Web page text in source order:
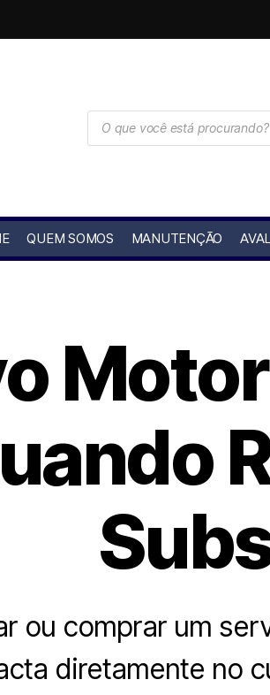
QUEM SOMOS MANUTENÇÃO
ou comprar um
diretamente no